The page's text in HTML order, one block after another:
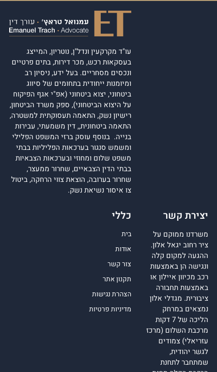
עו"ד מקרקעין ונדל"ן, נוטריון, המייצג
בעסקאות רכש, מכר דירות, בתים פרטיים
ונכסים מסחריים. בעל ידע, ניסיון רב
ומיומנות ייחודית בתחומים של סיווג
ביטחוני, יצוא ביטחוני (אפ"י אגף הפיקוח
על היצוא הביטחוני), ספק משרד הביטחון,
רישיון נשק, התאמה תעסוקתית למשטרה,
התאמה ביטחונית,, דין משמעתי, עבירות
בנייה. בנוסף עוסק ברזי המשפט הפלילי
ומשמש סנגור בערכאות הפליליות בבתי
משפט שלום ומחוזי ובערכאות הצבאיות
בבתי הדין הצבאיים, שחרור ממעצר,
שחרור בערובה, הוצאת צווי הרחקה, ביטול
צו איסור נשיאת נשק.
יצירת קשר
משרדנו ממוקם על
ציר רחוב יגאל אלון.
ההגעה למקום קלה
ונגישה הן באמצעות
רכב מכיוון איילון או
באמצעות תחבורה
ציבורית. מגדלי אלון
נמצאים במרחק
הליכה של 7 דקות
מרכבת השלום (מרכז
עזריאלי) צמודים
לגשר יהודית,
שמתחבר לתחנת
כללי
בית
אודות
צור קשר
תקנון אתר
הצהרת נגישות
מדיניות פרטיות